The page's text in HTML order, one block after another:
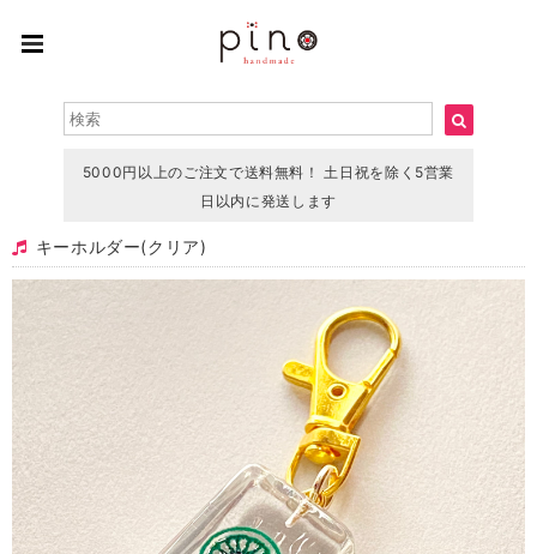
5000円以上のご注文で送料無料！ 土日祝を除く5営業
日以内に発送します
キーホルダー(クリア)